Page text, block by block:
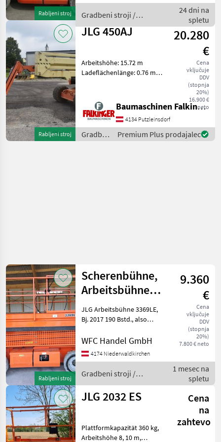
Rabljeni stroj
450 Betriebsstund
Gradbeni stroji /
JLG
24 dni na
spletu
Rabljeni stroj
JLG 450AJ
20.280
€
Cena
vključuje
DDV
(stopnja
20%)
16.900 €
neto
Arbeitshöhe: 15.72 m
Ladeflächenlänge: 0.76 m
Transportbreite: 2.08 m
Transporthöhe: 2.3 m
Eigengewicht: 7400
Baumaschinen Falkinger
4134 Putzleinsdorf
Gradbeni
stroji /
Premium Plus prodajalec
Rabljeni stroj
Scherenbühne,
Arbeitsbühne
JLG 3369LE
9.360
€
Cena
vključuje
DDV
(stopnja
20%)
7.800 € neto
JLG Arbeitsbühne 3369LE,
Bj. 2017 190 Bstd., also
Škarjasto dvigalo, gorivo:
dvigalo Gradbeni stroji
WFC Handel GmbH
4174 Niederwaldkirchen
Gradbeni stroji /
JLG
1 mesec na
spletu
JLG 2032 ES
Cena
na
zahtevo
Plattformkapazität 360 kg,
Arbeitshöhe 8, 10 m,